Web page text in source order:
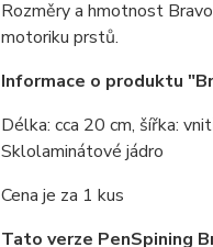
Rozměry a hmotnost
motoriku prstů.
Informace o produktu
Délka: cca 20 cm, šířka:
Sklolaminátové jádro
Cena je za 1 kus
Tato verze PenSpining